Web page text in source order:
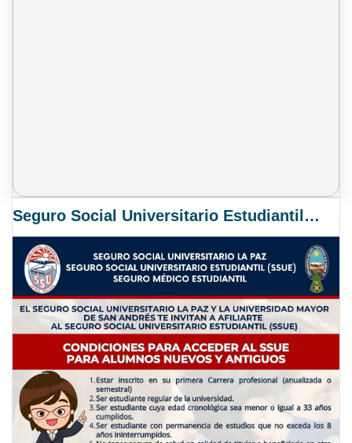
Seguro Social Universitario Estudiantil SSUE